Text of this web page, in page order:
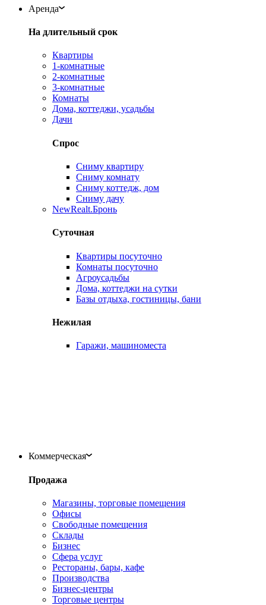
Аренда
На длительный срок
Квартиры
1-комнатные
2-комнатные
3-комнатные
Комнаты
Дома, коттеджи, усадьбы
Дачи
Спрос
Сниму квартиру
Сниму комнату
Сниму коттедж, дом
Сниму дачу
NewRealt.Бронь
Суточная
Квартиры посуточно
Комнаты посуточно
Агроусадьбы
Дома, коттеджи на сутки
Базы отдыха, гостиницы, бани
Нежилая
Гаражи, машиноместа
Коммерческая
Продажа
Магазины, торговые помещения
Офисы
Свободные помещения
Склады
Бизнес
Сфера услуг
Рестораны, бары, кафе
Производства
Бизнес-центры
Торговые центры